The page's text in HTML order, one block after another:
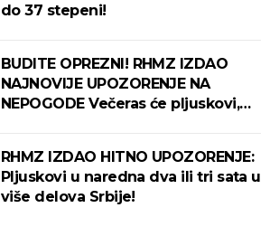
do 37 stepeni!
BUDITE OPREZNI! RHMZ IZDAO
NAJNOVIJE UPOZORENJE NA
NEPOGODE Večeras će pljuskovi,
RHMZ IZDAO HITNO UPOZORENJE:
Pljuskovi u naredna dva ili tri sata u
više delova Srbije!